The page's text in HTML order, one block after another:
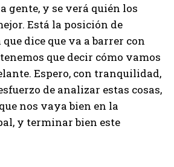
gente, y se verá quién los
Está la posición de
dice que va a barrer con
que decir cómo vamos
Espero, con tranquilidad,
de analizar estas cosas,
nos vaya bien en la
y terminar bien este